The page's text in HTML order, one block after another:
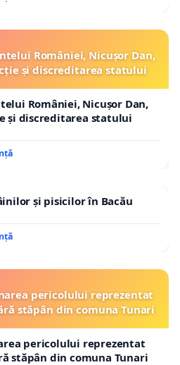
României, Nicușor Dan,
și discreditarea statului
României, Nicușor Dan,
și discreditarea statului
și pisicilor în Bacău
pericolului reprezentat
stăpân din comuna Tunari
pericolului reprezentat
stăpân din comuna Tunari